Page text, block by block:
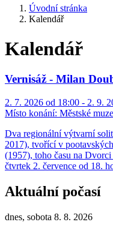
Úvodní stránka
Kalendář
Kalendář
Vernisáž - Milan
2. 7. 2026 od 18:00 - 2. 9.
Místo konání: Městské
Dva regionální výtvarní
2017), tvořící v
(1957), toho času na
čtvrtek 2. července od 18.
Aktuální počasí
dnes, sobota 8. 8. 2026